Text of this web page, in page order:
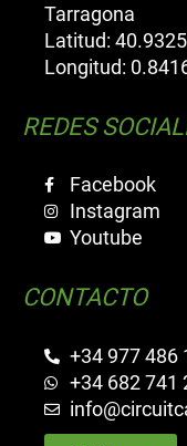
Tarragona
Latitud:
Longitud:
REDES
Facebook
Instagram
Youtube
CONTACTO
+34 977 486
+34 682 741